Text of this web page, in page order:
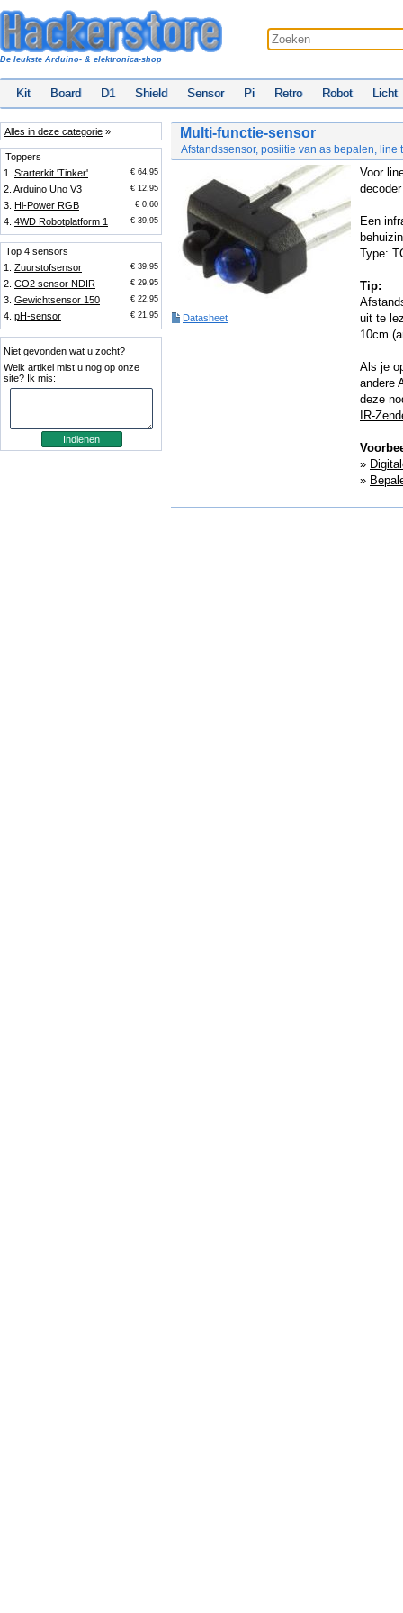
De leukste Arduino- & elektronica-shop
Kit Board D1 Shield Sensor Pi Retro Robot Licht
Alles in deze categorie »
Toppers
1. Starterkit 'Tinker' € 64,95
2. Arduino Uno V3 € 12,95
3. Hi-Power RGB € 0,60
4. 4WD Robotplatform 1 € 39,95
Top 4 sensors
1. Zuurstofsensor € 39,95
2. CO2 sensor NDIR € 29,95
3. Gewichtsensor 150 € 22,95
4. pH-sensor € 21,95
Niet gevonden wat u zocht?
Welk artikel mist u nog op onze
site? Ik mis:
Multi-functie-sensor
Afstandssensor, posiitie van as bepalen, line
Datasheet
Voor
Een
Type:
Tip:
uit te
10cm
Als je
andere
deze
IR-
»
»